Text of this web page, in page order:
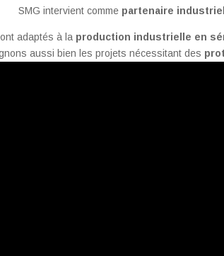
SMG intervient comme partenaire industriel
adaptés à la production industrielle en
aussi bien les projets nécessitant des